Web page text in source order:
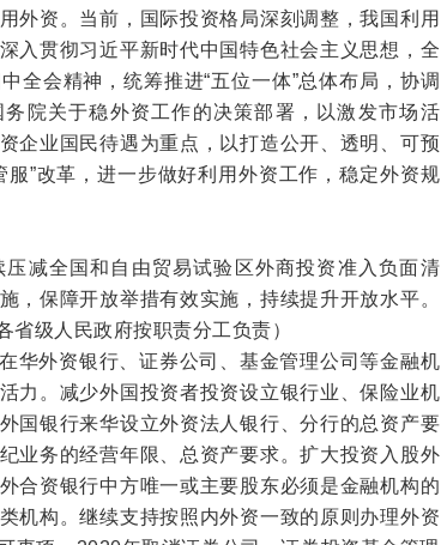
外资。当前，国际投资格局深刻调整，我国利用
入贯彻习近平新时代中国特色社会主义思想，全
全会精神，统筹推进“五位一体”总体布局，协调
院关于稳外资工作的决策部署，以激发市场活
企业国民待遇为重点，以打造公开、透明、可预
”改革，进一步做好利用外资工作，稳定外资规
压减全国和自由贸易试验区外商投资准入负面清
，保障开放举措有效实施，持续提升开放水平。
省级人民政府按职责分工负责）
华外资银行、证券公司、基金管理公司等金融机
力。减少外国投资者投资设立银行业、保险业机
国银行来华设立外资法人银行、分行的总资产要
业务的经营年限、总资产要求。扩大投资入股外
合资银行中方唯一或主要股东必须是金融机构的
机构。继续支持按照内外资一致的原则办理外资